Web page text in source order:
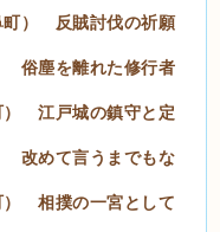
町） 反賊討伐の祈願
俗塵を離れた修行者
） 江戸城の鎮守と定
改めて言うまでもな
） 相撲の一宮として